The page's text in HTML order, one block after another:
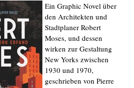
Ein Graphic Novel über
den Architekten und
Stadtplaner Robert
Moses, und dessen
wirken zur Gestaltung
New Yorks zwischen
1930 und 1970,
geschrieben von Pierre